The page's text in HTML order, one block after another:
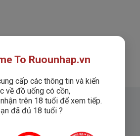
To Ruounhap.vn
cấp các thông tin và kiến
về đồ uống có cồn,
trên 18 tuổi để xem tiếp.
đã đủ 18 tuổi ?